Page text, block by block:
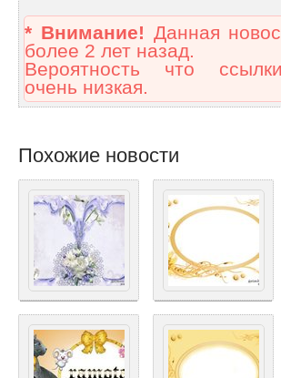
* Внимание! Данная
более 2 лет назад.
Вероятность что
очень низкая.
Похожие новости